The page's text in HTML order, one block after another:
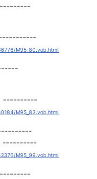
87mb ----------
M95_80.vob.html
---------- 112mb ----------
M95_83.vob.html
---------- 48mb -----------
M95_99.vob.html